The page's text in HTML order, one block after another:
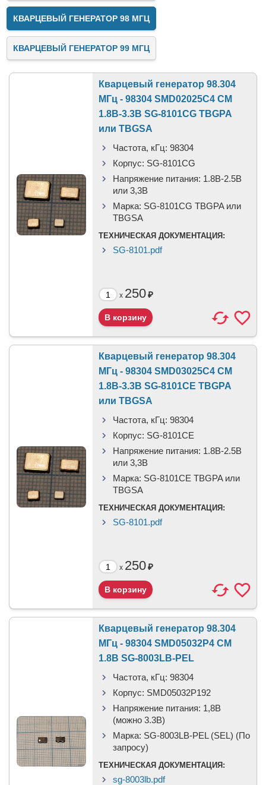
КВАРЦЕВЫЙ ГЕНЕРАТОР 98 МГЦ
КВАРЦЕВЫЙ ГЕНЕРАТОР 99 МГЦ
Кварцевый генератор 98.304
МГц - 98304 SMD02025C4 CM
1.8В-3.3В SG-8101CG TBGPA
или TBGSA
Частота, кГц: 98304
Корпус: SG-8101CG
Напряжение питания: 1.8В-2.5B
или 3,3B
Марка: SG-8101CG TBGPA или
TBGSA
ТЕХНИЧЕСКАЯ ДОКУМЕНТАЦИЯ:
SG-8101.pdf
x 250₽
Кварцевый генератор 98.304
МГц - 98304 SMD03025C4 CM
1.8В-3.3В SG-8101CE TBGPA
или TBGSA
Частота, кГц: 98304
Корпус: SG-8101CE
Напряжение питания: 1.8В-2.5B
или 3,3B
Марка: SG-8101CE TBGPA или
TBGSA
ТЕХНИЧЕСКАЯ ДОКУМЕНТАЦИЯ:
SG-8101.pdf
x 250₽
Кварцевый генератор 98.304
МГц - 98304 SMD05032P4 CM
1.8В SG-8003LB-PEL
Частота, кГц: 98304
Корпус: SMD05032P192
Напряжение питания: 1,8В
(можно 3.3В)
Марка: SG-8003LB-PEL (SEL) (По
запросу)
ТЕХНИЧЕСКАЯ ДОКУМЕНТАЦИЯ:
sg-8003lb.pdf